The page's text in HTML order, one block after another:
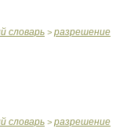
словарь > разрешение
словарь > разрешение